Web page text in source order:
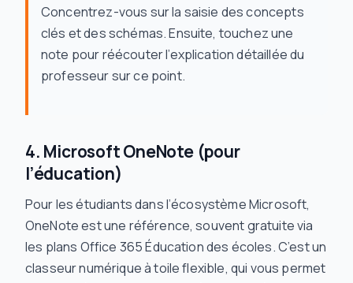
Concentrez-vous sur la saisie des concepts
clés et des schémas. Ensuite, touchez une
note pour réécouter l’explication détaillée du
professeur sur ce point.
4. Microsoft OneNote (pour
l’éducation)
Pour les étudiants dans l’écosystème Microsoft,
OneNote est une référence, souvent gratuite via
les plans Office 365 Éducation des écoles. C’est un
classeur numérique à toile flexible, qui vous permet